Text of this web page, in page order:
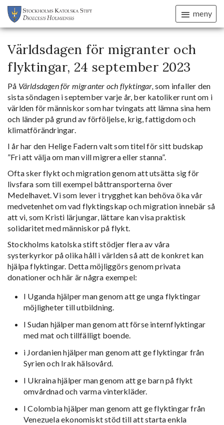
meny
Världsdagen för migranter och
flyktingar, 24 september 2023
På Världsdagen för migranter och flyktingar,som infaller den
sista söndagen i september varje år, ber katoliker runt om i
världen för människor som har tvingats att lämna sina hem
och länder på grund av förföljelse, krig, fattigdom och
klimatförändringar.
I år har den Helige Fadern valt som titel för sitt budskap
”Fri att välja om man vill migrera eller stanna”.
Ofta sker flykt och migration genom att utsätta sig för
livsfara som till exempel båttransporterna över
Medelhavet. Vi som lever i trygghet kan behöva öka vår
medvetenhet om vad flyktingskap och migration innebär så
att vi, som Kristi lärjungar, lättare kan visa praktisk
solidaritet med människor på flykt.
Stockholms katolska stift stödjer flera av våra
systerkyrkor på olika håll i världen så att de konkret kan
hjälpa flyktingar. Detta möjliggörs genom privata
donationer och här är några exempel:
I Uganda hjälper man genom att ge unga flyktingar
möjligheter till utbildning.
I Sudan hjälper man genom att förse internflyktingar
med mat och tillfälligt boende.
i Jordanien hjälper man genom att ge flyktingar från
Syrien och Irak hälsovård.
I Ukraina hjälper man genom att ge barn på flykt
omvårdnad och varma vinterkläder.
I Colombia hjälper man genom att ge flyktingar från
Venezuela ekonomiskt stöd till att starta enkla